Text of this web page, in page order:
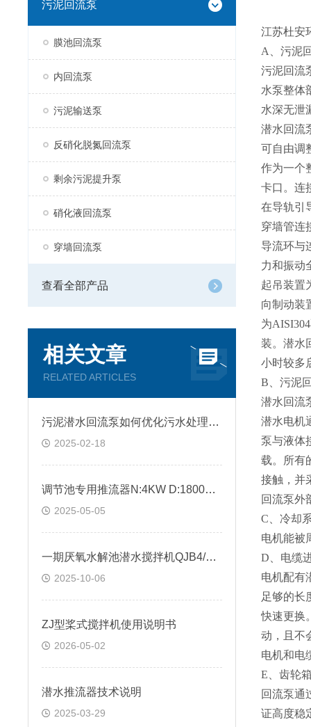
污泥回流泵
膜池回流泵
内回流泵
污泥输送泵
反硝化脱氮回流泵
剩余污泥提升泵
硝化液回流泵
穿墙回流泵
查看全部产品
相关文章
RELATED ARTICLES
污泥潜水回流泵如何优化污水处理效率
2025-02-18
调节池专用推流器N:4KW D:1800mm
2025-05-05
一期厌氧水解池潜水搅拌机QJB4/12-620/3-480
2025-10-06
ZJ型桨式搅拌机使用说明书
2026-05-02
潜水推流器技术说明
2025-03-29
江苏杜安
A、污泥
污泥回流
水泵整体
水深无泄
潜水回流
可自由调
作为一个
卡口。连
在导轨引
穿墙管连
导流环与
力和振动
起吊装置
向制动装
为
装。潜水
小时较多
B、污泥
潜水回流
潜水电机
泵与液体
载。所有
接触，并
回流泵外
C、冷却
电机能被
D、电缆
电机配有
足够的长
快速更换
动，且不
电机和电
E、齿轮
回流泵通
证高度稳